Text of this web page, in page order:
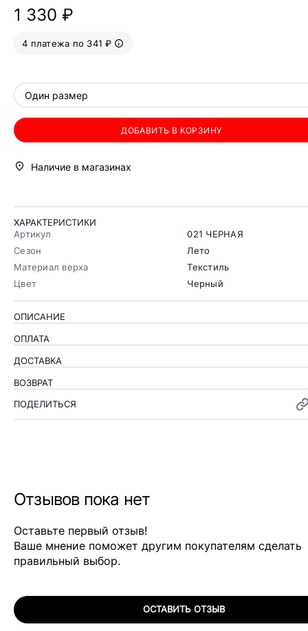
1 330 ₽
4 платежа по 341 ₽
Один размер
ДОБАВИТЬ В КОРЗИНУ
Наличие в магазинах
ХАРАКТЕРИСТИКИ
Артикул
021 ЧЕРНАЯ
Сезон
Лето
Материал верха
Текстиль
Цвет
Черный
ОПИСАНИЕ
ОПЛАТА
ДОСТАВКА
ВОЗВРАТ
ПОДЕЛИТЬСЯ
Отзывов пока нет
Оставьте первый отзыв!
Ваше мнение поможет другим покупателям сделать
правильный выбор.
ОСТАВИТЬ ОТЗЫВ